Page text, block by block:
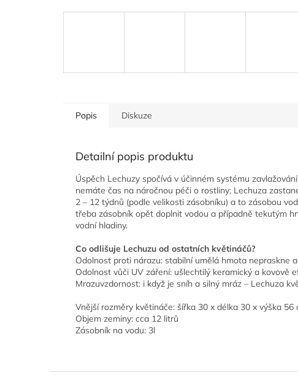
Popis Diskuze
Detailní popis produktu
Úspěch Lechuzy spočívá v účinném systému
nemáte čas na náročnou péči o rostliny; Lechuza
2 – 12 týdnů (podle velikosti zásobníku) a to zásobou
třeba zásobník opět doplnit vodou a případně tekutým
vodní hladiny.
Co odlišuje Lechuzu od ostatních květináčů?
Odolnost proti nárazu: stabilní umělá hmota nepraskne
Odolnost vůči UV záření: ušlechtilý keramický a kovově
Mrazuvzdornost: i když je sníh a silný mráz – Lechuza
Vnější rozměry květináče: šířka 30 x délka 30 x výška 56
Objem zeminy: cca 12 litrů
Zásobník na vodu: 3l